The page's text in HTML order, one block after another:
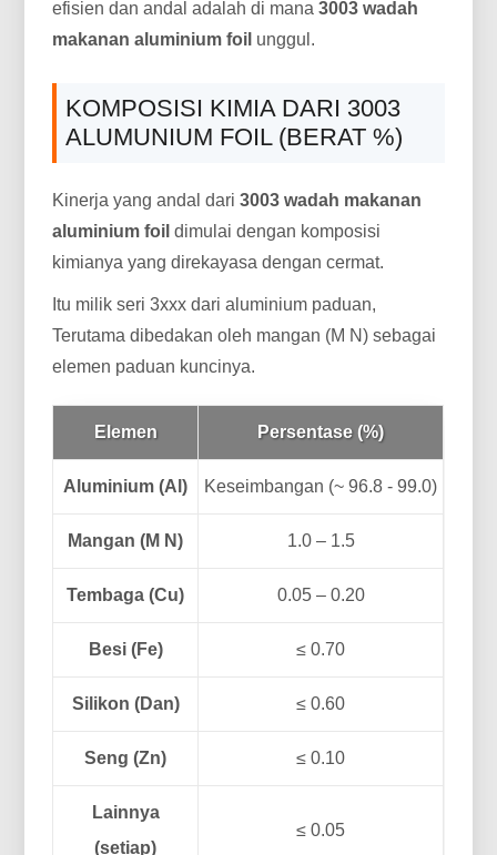
efisien dan andal adalah di mana3003 wadah
makanan aluminium foil unggul.
KOMPOSISI KIMIA DARI 3003
ALUMUNIUM FOIL (BERAT %)
Kinerja yang andal dari3003 wadah makanan
aluminium foil dimulai dengan komposisi
kimianya yang direkayasa dengan cermat.
Itu milik seri 3xxx dari aluminium paduan,
Terutama dibedakan oleh mangan (M N) sebagai
elemen paduan kuncinya.
Elemen Persentase (%)
Aluminium (Al) Keseimbangan (~ 96.8 - 99.0)
Mangan (M N) 1.0 – 1.5
Tembaga (Cu) 0.05 – 0.20
Besi (Fe) ≤ 0.70
Silikon (Dan) ≤ 0.60
Seng (Zn) ≤ 0.10
Lainnya
(setiap)
≤ 0.05